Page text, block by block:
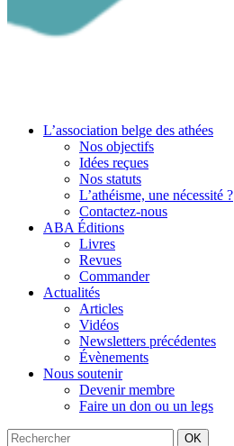
L’association belge des athées
Nos objectifs
Idées reçues
Nos statuts
L’athéisme, une nécessité ?
Contactez-nous
ABA Éditions
Livres
Revues
Commander
Actualités
Articles
Vidéos
Newsletters précédentes
Évènements
Nous soutenir
Devenir membre
Faire un don ou un legs
OK